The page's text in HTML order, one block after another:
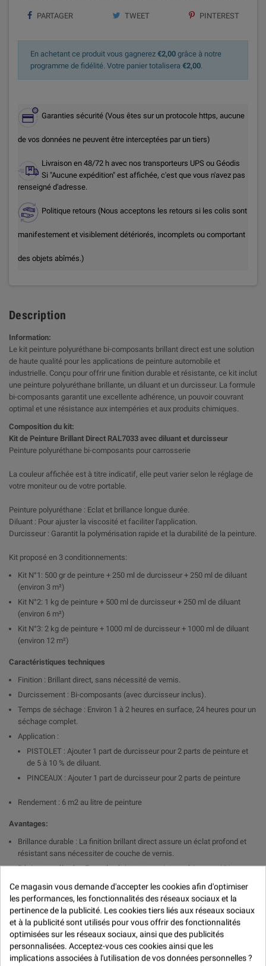
PARTAGER TWEET PINTEREST
En achetant ce produit vous gagnerez €2,00 grâce à notre
programme de fidélité. Votre panier totalisera €2,00.
Garanties sécurité (Vous êtes sur un protocole https, aucune
de vos données ne peuvent être interceptées par un tiers)
Livraison en 48/72 h avec nos transporteurs UPS ou Géodis
Si "Aucune expédition" est affichée, c'est que vous n'avez pas
renseigné d'adresse.
Politique retours (Nous acceptons les retours si les colis sont
manifestement et visiblement détériorés, incomplets ou comportant
des objets abîmés.)
Description
Information:
Le kit peinture polyuréthane bi-composants brillant direct est une solution
de haute qualité pour les applications de peinture automobile et
industrielle. Conçu pour offrir une finition durable et résistante, ce kit inclut
une peinture polyuréthane brillante, un diluant et un durcisseur. La formule
bi-composants garantit une excellente adhérence, un pouvoir couvrant
optimal et une résistance aux intempéries et aux produits chimiques.
Composition du kit:
Kit de Peinture Brillant Direct RAL7033 avec diluant et durcisseur
Peinture polyuréthane bi-composants pour carrosserie
La couleur affichée est à titre indicatif, elle peut varier selon le réglage de
votre moniteur ou de votre portable.
Peinture polyuréthane : Eclat et brillance longue durée.
Diluant : Pour ajuster la viscosité et faciliter l'application.
Durcisseur : Garantit la polymérisation rapide et la durabilité de la peinture.
Kit proposé en 3 conditionnements:
Kit N°1: 500 gr de peinture + 250 ml de durcisseur + 250 ml de diluant
(environ 3 m²)
Kit N°2: 1 kg de peinture + 500 ml de durcisseur + 250 ml de diluant
(environ 6 m²)
Kit N°3: 2 kg de peinture + 1000 ml de durcisseur + 1000 ml de diluant
(environ 12 m²)
Caractéristiques techniques
Finition : Brillant direct, sans nécessité de vernis.
Durcissement : Bi-composants (avec durcisseur inclus).
Temps de séchage : Environ 1 à 2 heures en surface, 24 heures pour un
séchage complet.
Application :
PISTOLET : Ajouter 1 part de durcisseur pour 2 parts de peinture et
de 5 à 10 % de diluant.
PINCEAUX : Ajouter 1 part de durcisseur pour 2 parts de peinture
Rendement : 6 m2 au litre de peinture
Avantages:
Brillance durable : La finition brillant direct assure un éclat profond et
résistant sans nécessiter de couche de vernis.
Résistance élevée : Formule résistante aux intempéries, aux UV, aux
Application uniforme : Bonne fluidité pour une application homogène et
un rendu professionnel.
Temps de séchage rapide : Assure une efficacité optimale pour les
travaux nécessitant un séchage rapide.
Applications :
Ce magasin vous demande d'accepter les cookies afin d'optimiser
les performances, les fonctionnalités des réseaux sociaux et la
pertinence de la publicité. Les cookies tiers liés aux réseaux sociaux
et à la publicité sont utilisés pour vous offrir des fonctionnalités
optimisées sur les réseaux sociaux, ainsi que des publicités
personnalisées. Acceptez-vous ces cookies ainsi que les
implications associées à l'utilisation de vos données personnelles ?